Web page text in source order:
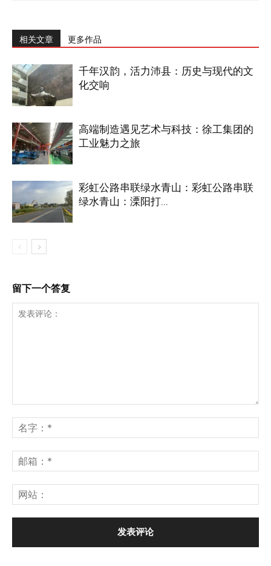
相关文章 更多作品
千年汉韵，活力沛县：历史与现代的文
化交响
高端制造遇见艺术与科技：徐工集团的
工业魅力之旅
彩虹公路串联绿水青山：彩虹公路串联
绿水青山：溧阳打...
留下一个答复